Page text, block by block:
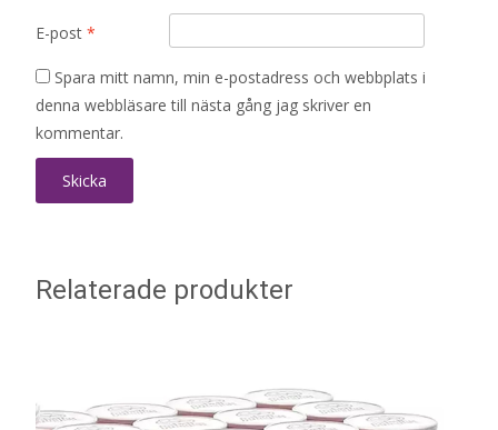
E-post *
Spara mitt namn, min e-postadress och webbplats i
denna webbläsare till nästa gång jag skriver en
kommentar.
Relaterade produkter